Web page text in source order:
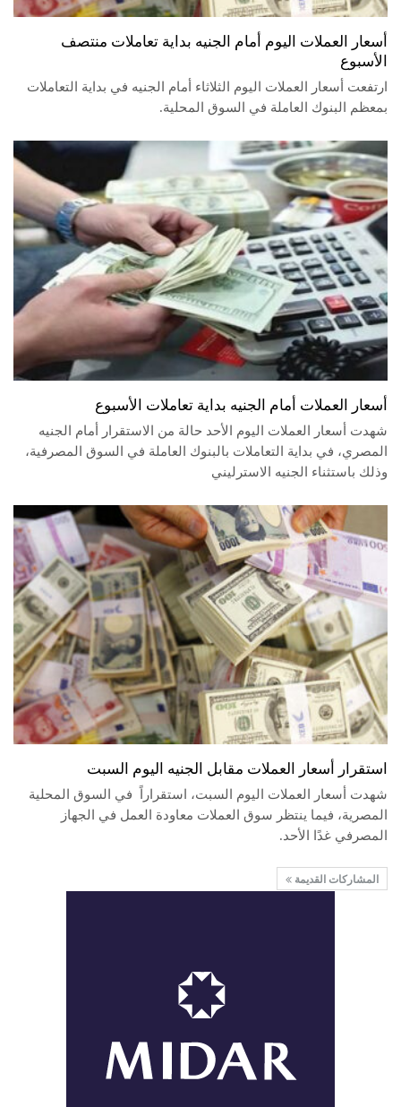
أسعار العملات اليوم أمام الجنيه بداية تعاملات منتصف
الأسبوع
ارتفعت أسعار العملات اليوم الثلاثاء أمام الجنيه في بداية التعاملات
بمعظم البنوك العاملة في السوق المحلية.
أسعار العملات أمام الجنيه بداية تعاملات الأسبوع
شهدت أسعار العملات اليوم الأحد حالة من الاستقرار أمام الجنيه
المصري، في بداية التعاملات بالبنوك العاملة في السوق المصرفية،
وذلك باستثناء الجنيه الاسترليني
استقرار أسعار العملات مقابل الجنيه اليوم السبت
شهدت أسعار العملات اليوم السبت، استقراراً في السوق المحلية
المصرية، فيما ينتظر سوق العملات معاودة العمل في الجهاز
المصرفي غدًا الأحد.
المشاركات القديمة